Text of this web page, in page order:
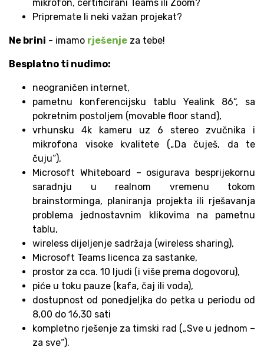
mikrofon, certificirani Teams ili Zoom?
Pripremate li neki važan projekat?
Ne brini - imamo rješenje za tebe!
Besplatno ti nudimo:
neograničen internet,
pametnu konferencijsku tablu Yealink 86“, sa
pokretnim postoljem (movable floor stand),
vrhunsku 4k kameru uz 6 stereo zvučnika i
mikrofona visoke kvalitete („Da čuješ, da te
čuju“),
Microsoft Whiteboard – osigurava besprijekornu
saradnju u realnom vremenu tokom
brainstorminga, planiranja projekta ili rješavanja
problema jednostavnim klikovima na pametnu
tablu,
wireless dijeljenje sadržaja (wireless sharing),
Microsoft Teams licenca za sastanke,
prostor za cca. 10 ljudi (i više prema dogovoru),
piće u toku pauze (kafa, čaj ili voda),
dostupnost od ponedjeljka do petka u periodu od
8,00 do 16,30 sati
kompletno rješenje za timski rad („Sve u jednom –
za sve“).